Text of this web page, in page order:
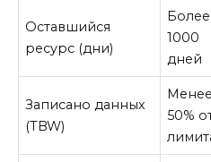
Оставшийся
ресурс (дни)
Более
1000
дней
Записано данных
(TBW)
Менее
50%